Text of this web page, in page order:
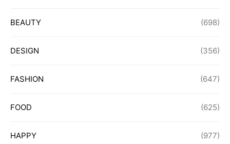
BEAUTY (698)
DESIGN (356)
FASHION (647)
FOOD (625)
HAPPY (977)